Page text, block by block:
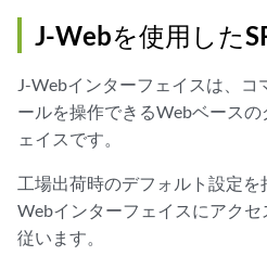
J-Webを使用した
J-Webインターフェイスは、コ
ールを操作できるWebベース
ェイスです。
工場出荷時のデフォルト設定
Webインターフェイスにアク
従います。